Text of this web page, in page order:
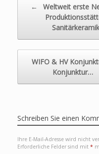
←
Weltweit erste
WIFO & HV
Konjunktur…
Schreiben Sie einen
Ihre E-Mail-Adresse wird nicht
Erforderliche Felder sind mit *